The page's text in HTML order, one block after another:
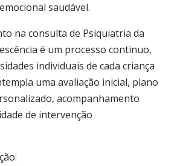
saudável.
na consulta de Psiquiatria da
é um processo continuo,
individuais de cada criança
uma avaliação inicial, plano
acompanhamento
de intervenção